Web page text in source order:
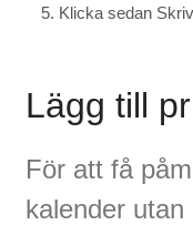
Klicka sedan
Lägg till
För att få
kalender